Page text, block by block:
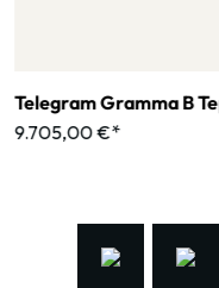
Telegram Gramma B
9.705,00 €*